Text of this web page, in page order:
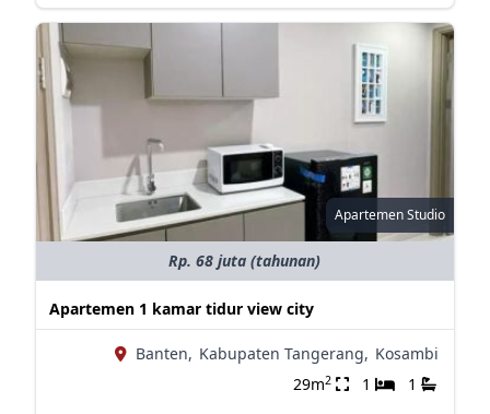
Apartemen Studio
Rp. 68 juta (tahunan)
Apartemen 1 kamar tidur view city
Banten, Kabupaten Tangerang, Kosambi
29m2 1 1